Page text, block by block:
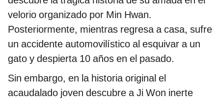
velorio organizado por Min Hwan.
Posteriormente, mientras regresa a casa, sufre
un accidente automovilístico al esquivar a un
gato y despierta 10 años en el pasado.
Sin embargo, en la historia original el
acaudalado joven descubre a Ji Won inerte